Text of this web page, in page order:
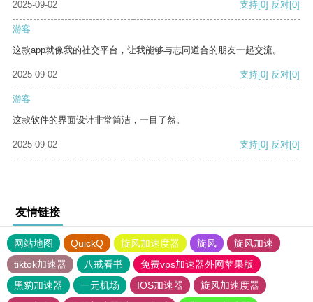
2025-09-02 支持[0] 反对[0]
游客
这款app就像我的社交平台，让我能够与志同道合的朋友一起交流。
2025-09-02 支持[0] 反对[0]
游客
这款软件的界面设计非常简洁，一目了然。
2025-09-02 支持[0] 反对[0]
友情链接
网站地图 QuickQ 旋风加速度器 旋风
旋风加速
tiktok加速器
八戒看书
免费vps加速器外网苹果版
黑豹加速器
一元机场 IOS加速器
旋风加速度器